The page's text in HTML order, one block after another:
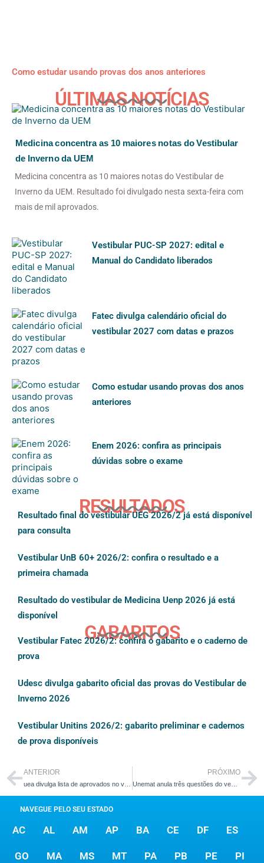
Como estudar usando provas dos anos anteriores
ÚLTIMAS NOTÍCIAS
Medicina concentra as 10 maiores notas do Vestibular
de Inverno da UEM
Medicina concentra as 10 maiores notas do Vestibular de
Inverno da UEM. Resultado foi divulgado nesta sexta-feira com
mais de mil aprovados.
Vestibular PUC-SP 2027: edital e
Manual do Candidato liberados
Fatec divulga calendário oficial do
vestibular 2027 com datas e prazos
Como estudar usando provas dos anos
anteriores
Enem 2026: confira as principais
dúvidas sobre o exame
RESULTADOS
Resultado final do vestibular UEG 2026/2 já está disponível
para consulta
Vestibular UnB 60+ 2026/2: confira o resultado e a
primeira chamada
Resultado do vestibular de Medicina Uenp 2026 já está
disponível
GABARITOS
Vestibular Fatec 2026/2: confira o gabarito e o caderno de
prova
Udesc divulga gabarito oficial das provas do Vestibular de
Inverno 2026
Vestibular Unitins 2026/2: gabarito preliminar e cadernos
de prova disponíveis
ANTERIOR PRÓXIMO
Unemat anula três questões do vestibular 2026/1 e divulga gabarito oficial
NAVEGUE PELO SEU ESTADO
AC AL AM AP BA CE DF ES
GO MA MS MT PA PB PE PI